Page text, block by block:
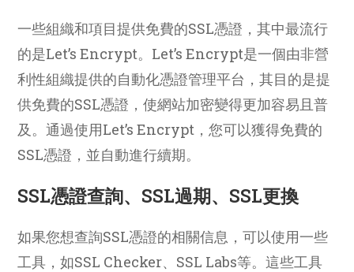
一些組織和項目提供免費的SSL憑證，其中最流行
的是Let’s Encrypt。Let’s Encrypt是一個由非營
利性組織提供的自動化憑證管理平台，其目的是提
供免費的SSL憑證，使網站加密變得更加容易且普
及。通過使用Let’s Encrypt，您可以獲得免費的
SSL憑證，並自動進行續期。
SSL憑證查詢、SSL過期、SSL更換
如果您想查詢SSL憑證的相關信息，可以使用一些
工具，如SSL Checker、SSL Labs等。這些工具